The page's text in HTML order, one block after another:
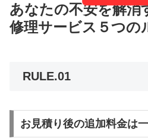
あなたの不安を解消
修理サービス５つの
RULE.01
お見積り後の追加料金は